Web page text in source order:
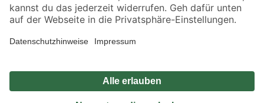
Alle Preisangaben in EUR inkl. gesetzl. MwSt.. Die dargestellten Angebote sind unter
Umständen nicht in allen Märkten verfügbar. Die angegebenen Verfügbarkeiten beziehen
Produkte nur solange der Vorrat reicht.
*Paketversand ab 59 € versandkostenfrei, gilt nicht für Artikel mit Speditionsversand, hier
Privatsphäre Impressum
Nutzungsbedingungen
Widerrufsrecht
Vertrag widerrufen